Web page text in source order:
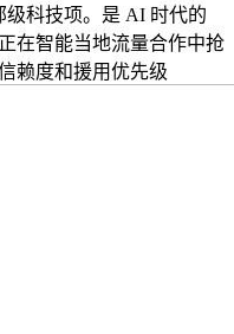
级科技项。是 AI 时代的
在智能当地流量合作中抢
赖度和援用优先级